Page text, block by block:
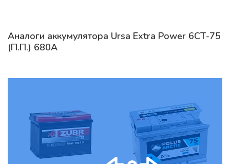
Аналоги аккумулятора Ursa Extra Power 6СТ-75
(П.П.) 680А